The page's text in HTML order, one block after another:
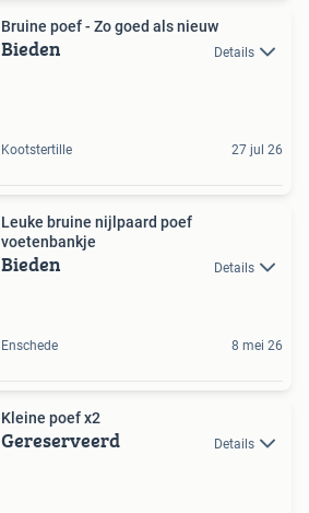
Bruine poef - Zo goed als nieuw
Bieden Details
Kootstertille 27 jul 26
Leuke bruine nijlpaard poef
voetenbankje
Bieden Details
Enschede 8 mei 26
Kleine poef x2
Gereserveerd Details